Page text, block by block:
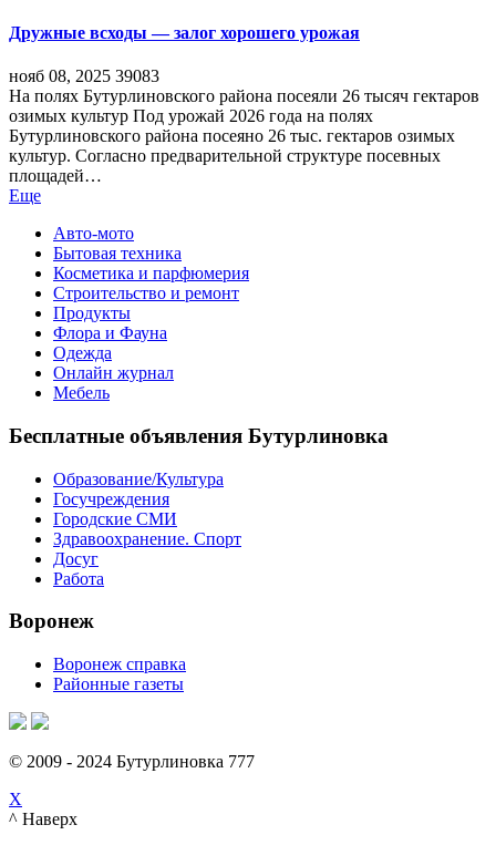
Дружные всходы — залог хорошего урожая
нояб 08, 2025 39083
На полях Бутурлиновского района посеяли 26 тысяч гектаров
озимых культур Под урожай 2026 года на полях
Бутурлиновского района посеяно 26 тыс. гектаров озимых
культур. Согласно предварительной структуре посевных
площадей…
Еще
Авто-мото
Бытовая техника
Косметика и парфюмерия
Строительство и ремонт
Продукты
Флора и Фауна
Одежда
Онлайн журнал
Мебель
Бесплатные объявления Бутурлиновка
Образование/Культура
Госучреждения
Городские СМИ
Здравоохранение. Спорт
Досуг
Работа
Воронеж
Воронеж справка
Районные газеты
© 2009 - 2024 Бутурлиновка 777
X
^ Наверх